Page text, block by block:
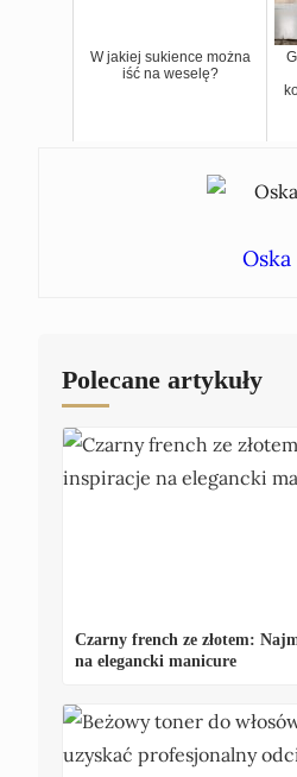
W jakiej sukience można
iść na weselę?
Oska
Polecane artykuły
Czarny french ze złotem:
na elegancki manicure